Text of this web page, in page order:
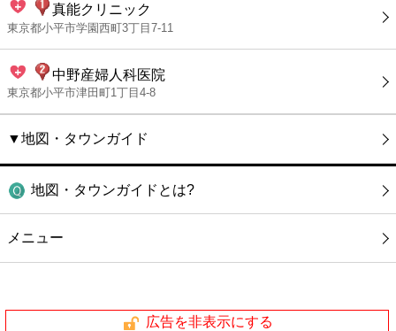
真能クリニック
東京都小平市学園西町3丁目7-11
中野産婦人科医院
東京都小平市津田町1丁目4-8
▼地図・タウンガイド
地図・タウンガイドとは?
メニュー
広告を非表示にする